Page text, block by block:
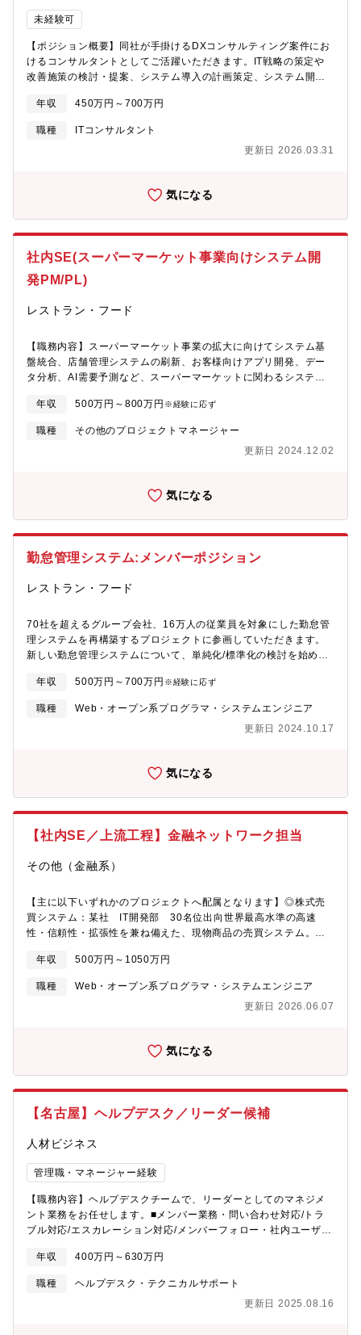
https://www.p2enesol.com/recruit/works/FZQVW1byDa8【やり
がい・魅力】自ら開発したデジタル技術を活用して、開発から量
産までの業務プロセスを改革することができます。特に、リード
タイム短縮や業務効率化などは影響力が大きく、今後トヨタ自動
車と進める電気自動車(EV)の技術開発にも貢献できます。また、
いるため、デジタルエンジニアとして貴重な経験とキャリアアッ
クを基準にした福利厚生が充実しています。・社宅制度（自己負
担率20～35％／本人名義であれば適用可）・転居費用補助あり・
円）、カフェテリアプラン（年12.2万円分）・退職金制度（確定
★BEV(電気自動車)とHEV(ハイブリット車)の二本の柱で安定的な
事業展開★大きな需要に向けた積極的な設備投資をおこなってい
ます★業界団体理事やトヨタ北米プロジェクトへの参画など電池
ラットな職場★管理職での採用や中途入社1年未満での昇格など柔
https://youtu.be/ELNnl455aIk ※採用メッセージ
https://www.p2enesol.com/recruit/message/※社員インタビュー
https://www.p2enesol.com/recruit/interview/※キャリアパス/研
知県豊田市トヨタ町1番地※フレックス勤務／テレワーク勤務可能
（拠点や職種によって異なる場合あり）※転居や住宅（社宅制度
未経験可
【ポジション概要】同社が手掛けるDXコンサルティング案件にお
けるコンサルタントとしてご活躍いただきます。IT戦略の策定や
改善施策の検討・提案、システム導入の計画策定、システム開発
に導く」ために、あらゆる方面からの業務に携わっていけること
が魅力の1つです。【主な業務内容】●IT戦略の立案：ITコストの
削減、システムの調達 ●コンサルティング：業務分析、業務設計
などによるプロセスの見直し ●『大規模基幹システム刷新』など
す。【入社後お任せする案件について】あくまでも一例ですが、
だきます。直請けプロジェクトなので、お客様の声をヒアリング
じて、アサイン予定です。【案件事例】▼大手情報通信企業様向
けのRPA導入支援▼大手金融機関向けの事務効率化プロジェクト
大手メーカー様向けの次期中期計画策定支援【組織構成】マネー
行うマネージャーまで広く募集をしております。【同社の特徴】
●【コンサル未経験でもご活躍いただけます】『システム開発経
験』を活かしコンサルタントにキャリアチェンジ● 社長直下部署
の為裁量大で『AI・ビックデータ』など最先端技術に携わること
属しており、「安定」×「挑戦」の環境下で働けます
年収 450万円～700万円
職種
ITコンサルタント
更新日 2026.03.31
気になる
社内SE(スーパーマーケット事業向けシステム開
発PM/PL)
レストラン・フード
【職務内容】スーパーマーケット事業の拡大に向けてシステム基
盤統合、店舗管理システムの刷新、お客様向けアプリ開発、デー
タ分析、AI需要予測など、スーパーマーケットに関わるシステム
ス傘下各社の営業部/商品部との業務課題抽出■システム要件定義
※開発業務はメンバーまたは外部ベンダーが担当■お客様への食の
提案を行うためのモバイルアプリの企画■Cloud上での販売データ
分析システムの企画と開発■基幹システムCoreCenterRetailでの
仕事です。小売り事業でもお客様へより良い商品、価値をお届け
システムを開発するため、ご自身の仕事の結果を直ぐに体感する
や体験を楽しめる方に、ぜひご応募いただきたいと思います。
年収 500万円～800万円 ※経験に応ず
職種
その他のプロジェクトマネージャー
更新日 2024.12.02
気になる
勤怠管理システム:メンバーポジション
レストラン・フード
70社を超えるグループ会社、16万人の従業員を対象にした勤怠管
理システムを再構築するプロジェクトに参画していただきます。
新しい勤怠管理システムについて、単純化/標準化の検討を始める
なっています。たちまちは、現行の勤怠管理システムの開発・運
用に従事していただき、徐々に新しい勤怠管理システムの導入に
シフトして、ゆくゆくは新勤怠管理システム導入プロジェクトの
PMレベルを目指していただく方を募集します。【企業の魅力】 ■
製化を推進しております。 ■全社で働き方改革も行っており、現
境です。■自社インフラ基盤×100種類を超える自社サービス ■最
のIT技術を自社で展開しており、新技術やトレンドの技術を身に
期的なミーティングを行っており、最新の情報を入手できる環境
年収 500万円～700万円 ※経験に応ず
職種
Web・オープン系プログラマ・システムエンジニア
更新日 2024.10.17
気になる
【社内SE／上流工程】金融ネットワーク担当
その他（金融系）
【主に以下いずれかのプロジェクトへ配属となります】◎株式売
買システム：某社 IT開発部 30名位出向世界最高水準の高速
性・信頼性・拡張性を兼ね備えた、現物商品の売買システム。ア
化するニーズを取り込み、より良いシステムを目指します。◎デ
リバティブ売買システム：某社 IT 30名位 （手を動かす人が
必要）高速な処理レイテンシと高いスループット性能を実現し
た、デリバティブ商品の売買システム。投資家の利便性やグロー
ブ・国債）：有価証券などの売買成立後における債務引受けやネ
の激しい環境変化やグローバルなビジネス動向をタイムリーに捉
ITビジネス部 50－60名取引所の各システムと市場利利者をつな
通信を実現し、社内外の市場利用者に堅牢で利便性・効率性の高
い市場アクセスを提供しています。◎情報系システム：上場会社
による適時開示、投資判断に有用な各種情報の配信、市場利利者
との書類授受など外部情報配信や業務務援を担うシステム。クラ
ウド・AI・RPAなどの技術を積極的に活用し、柔軟かつ効率的な
システムを開発しています。：某社■業務概要：上流工程のシステ
要件定義などの上流工程、基本設計、PM/PL業務、ベンダーコン
進めます。【配属先】IT開発部■組織構成：幅広い年代のメンバー
が男女問わず多数活躍しており、定着率は95％以上です。
年収 500万円～1050万円
職種
Web・オープン系プログラマ・システムエンジニア
更新日 2026.06.07
気になる
【名古屋】ヘルプデスク／リーダー候補
人材ビジネス
管理職・マネージャー経験
【職務内容】ヘルプデスクチームで、リーダーとしてのマネジメ
ント業務をお任せします。■メンバー業務・問い合わせ対応/トラ
ブル対応/エスカレーション対応/メンバーフォロー・社内ユーザー
録、パスワードリセット作業、マニュアル作成・修正/掲示板の作
成業務、定着化支援 等・キッティング業務：企業向けPC/スマー
トデバイスの初期設定等■リーダー業務・定期的な顧客へのプロジ
ェクトの状況報告、問題やリスクの分析と課題解決・改善提案の
年収 400万円～630万円
職種
ヘルプデスク・テクニカルサポート
更新日 2025.08.16